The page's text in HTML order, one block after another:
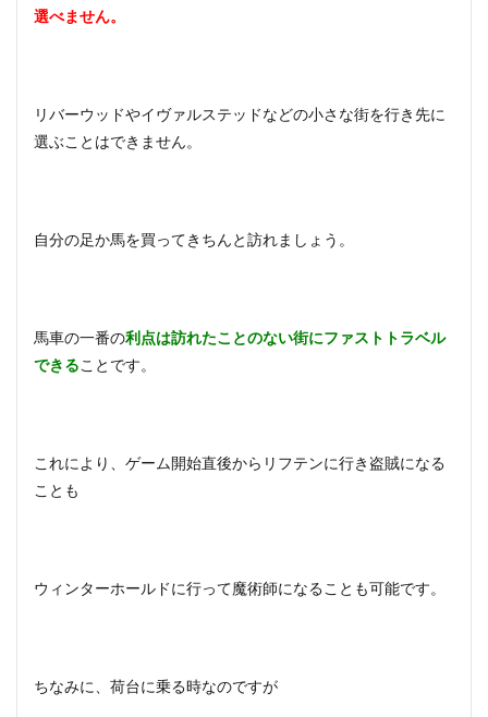
選べません。
リバーウッドやイヴァルステッドなどの小さな街を行き先に
選ぶことはできません。
自分の足か馬を買ってきちんと訪れましょう。
馬車の一番の利点は訪れたことのない街にファストトラベル
できることです。
これにより、ゲーム開始直後からリフテンに行き盗賊になる
ことも
ウィンターホールドに行って魔術師になることも可能です。
ちなみに、荷台に乗る時なのですが